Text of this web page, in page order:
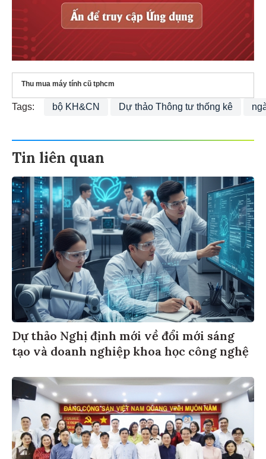
Thu mua máy tính cũ tphcm
Tags: bộ KH&CN Dự thảo Thông tư thống kê
Tin liên quan
Dự thảo Nghị định mới về đổi mới sáng
tạo và doanh nghiệp khoa học công nghệ